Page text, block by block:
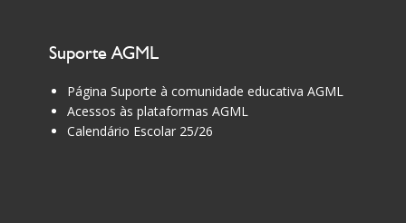
Suporte AGML
Página Suporte à comunidade educativa AGML
Acessos às plataformas AGML
Calendário Escolar 25/26